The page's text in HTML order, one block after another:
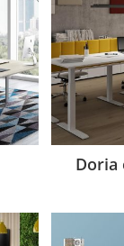
Doria